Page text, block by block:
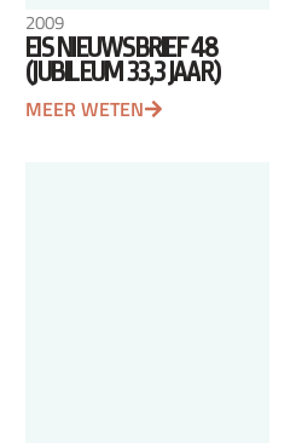
2009
EIS NIEUWSBRIEF 48
(JUBILEUM 33,3 JAAR)
MEER WETEN